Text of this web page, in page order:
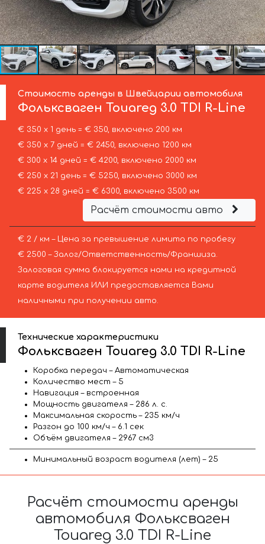
Стоимость аренды в Швейцарии автомобиля
Фольксваген Touareg 3.0 TDI R-Line
€ 350 х 1 день = € 350, включено 200 км
€ 350 х 7 дней = € 2450, включено 1200 км
€ 300 х 14 дней = € 4200, включено 2000 км
€ 250 х 21 день = € 5250, включено 3000 км
€ 225 х 28 дней = € 6300, включено 3500 км
Расчёт стоимости авто
€ 2 / км – Цена за превышение лимита по пробегу
€ 2500 – Залог/Ответственность/Франшиза.
Залоговая сумма блокируется нами на кредитной
карте водителя ИЛИ предоставляется Вами
наличными при получении авто.
Технические характеристики
Фольксваген Touareg 3.0 TDI R-Line
Коробка передач – Автоматическая
Количество мест – 5
Навигация – встроенная
Мощность двигателя – 286 л. с.
Максимальная скорость – 235 км/ч
Разгон до 100 км/ч – 6.1 сек
Объём двигателя – 2967 см3
Минимальный возраст водителя (лет) – 25
Расчёт стоимости аренды
автомобиля Фольксваген
Touareg 3.0 TDI R-Line